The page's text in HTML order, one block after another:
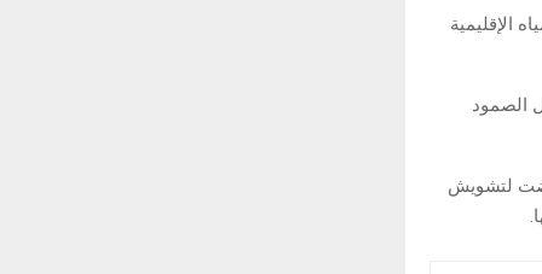
الإقليمية
يتبعون أسطول الصمود
لتشويش